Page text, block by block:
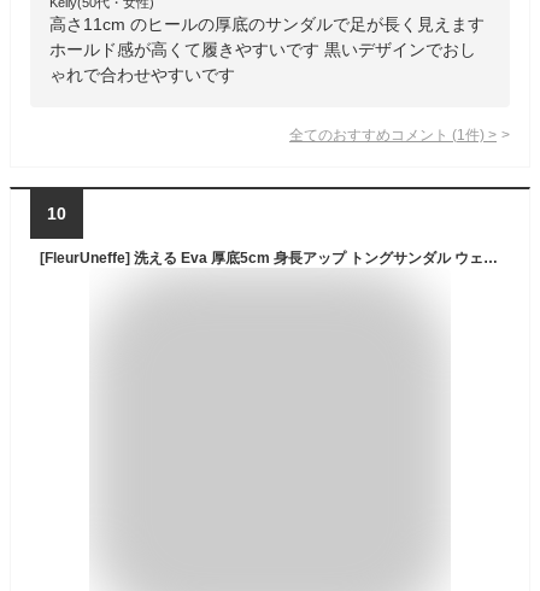
高さ11cm のヒールの厚底のサンダルで足が長く見えます
ホールド感が高くて履きやすいです 黒いデザインでおし
ゃれで合わせやすいです
全てのおすすめコメント (1 件) >
10
[FleurUneffe] 洗える Eva 厚底5cm 身長アップ トングサンダル ウェッジソール レディース 25 24.5 24 23.5 23 22.5 cm おしゃれ ゴム 厚底 ビーサン ビーチ おしゃれ 旅行 リゾード カジュアル(sa78)(黒 24-24.5 cm)